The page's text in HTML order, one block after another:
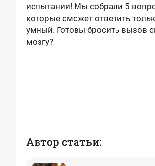
испытании! Мы собрали 5
которые сможет ответить
умный. Готовы бросить вызов
мозгу?
Автор статьи: